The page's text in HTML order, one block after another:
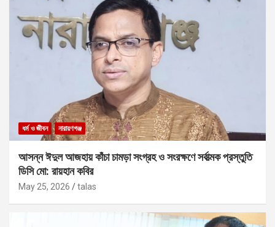
ধর্ম ও জীবন নারায়ণগঞ্জ
আসন্ন ঈদুল আজহায় কাঁচা চামড়া সংগ্রহ ও সংরক্ষণে সর্বাত্মক প্রস্তুতি
ডিসি মো: রায়হান কবির
May 25, 2026 talas